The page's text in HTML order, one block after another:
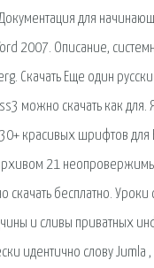
для
2007. Описание,
Скачать Еще один
можно скачать как
красивых шрифтов
21
бесплатно. Уроки
и сливы приватных
идентично слову